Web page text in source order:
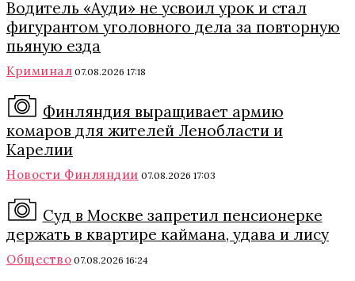
Водитель «Ауди» не усвоил урок и стал
фигурантом уголовного дела за повторную
пьяную езда
Криминал 07.08.2026 17:18
Финляндия выращивает армию
комаров для жителей Ленобласти и
Карелии
Новости Финляндии 07.08.2026 17:03
Суд в Москве запретил пенсионерке
держать в квартире каймана, удава и лису
Общество 07.08.2026 16:24